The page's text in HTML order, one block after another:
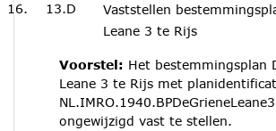
13.D
Vaststellen
Leane 3 te Rijs
Voorstel: Het bestemmingsplan
Leane 3 te Rijs met
ongewijzigd vast te stellen.